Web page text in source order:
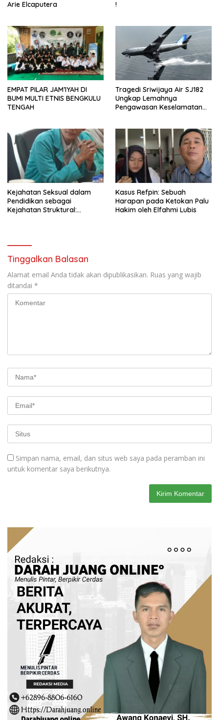
Arie Elcaputera
!
EMPAT PILAR JAM’IYAH DI
BUMI MULTI ETNIS BENGKULU
TENGAH
Tragedi Sriwijaya Air SJ182
Ungkap Lemahnya
Pengawasan Keselamatan
Kejahatan Seksual dalam
Pendidikan sebagai
Kejahatan Struktural:
Kasus Refpin: Sebuah
Harapan pada Ketokan Palu
Hakim oleh Elfahmi Lubis
Tinggalkan Balasan
Alamat email Anda tidak akan dipublikasikan. Ruas yang wajib
ditandai *
Simpan nama, email, dan situs web saya pada peramban ini
untuk komentar saya berikutnya.